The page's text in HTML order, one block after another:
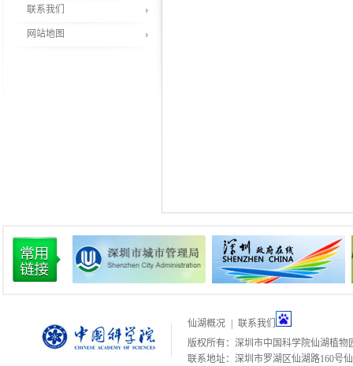
联系我们
网站地图
仙湖概况
联系我们
版权所有：深圳市中国科学院仙湖植物
联系地址：深圳市罗湖区仙湖路160号